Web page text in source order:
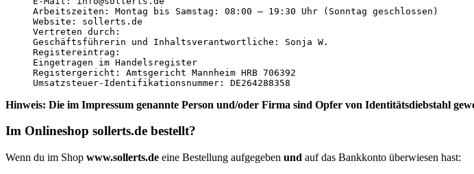
Arbeitszeiten: Montag bis Samstag: 08:00 – 19:30 Uhr (Sonntag geschlossen)
Website: sollerts.de
Vertreten durch:
Geschäftsführerin und Inhaltsverantwortliche: Sonja W.
Registereintrag:
Eingetragen im Handelsregister
Registergericht: Amtsgericht Mannheim HRB 706392
Umsatzsteuer-Identifikationsnummer: DE264288358
Hinweis: Die im Impressum genannte Person und/oder Firma sind Opfer von Identitätsdiebstahl
Im Onlineshop sollerts.de bestellt?
Wenn du im Shop www.sollerts.de eine Bestellung aufgegeben und auf das Bankkonto überwiesen hast: